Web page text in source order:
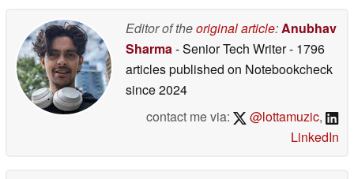
Editor of theoriginal article:Anubhav
Sharma- Senior Tech Writer- 1796
articles published on Notebookcheck
since 2024
contact me via:
@lottamuzic,
LinkedIn